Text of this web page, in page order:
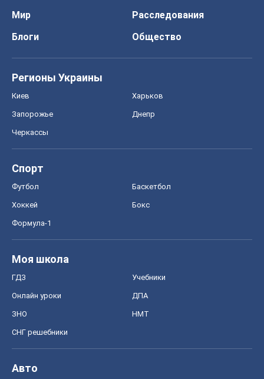
Мир
Расследования
Блоги
Общество
Регионы Украины
Киев Харьков
Запорожье Днепр
Черкассы
Спорт
Футбол Баскетбол
Хоккей Бокс
Формула-1
Моя школа
ГДЗ Учебники
Онлайн уроки ДПА
ЗНО НМТ
СНГ решебники
Авто